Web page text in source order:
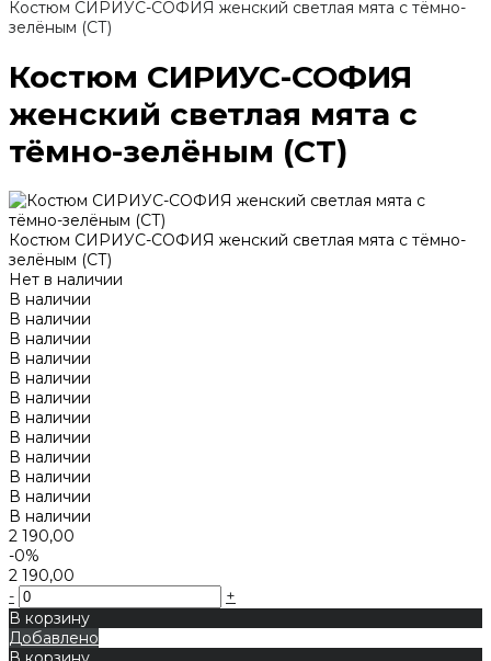
Костюм СИРИУС-СОФИЯ женский светлая мята с тёмно-
зелёным (СТ)
Костюм СИРИУС-СОФИЯ
женский светлая мята с
тёмно-зелёным (СТ)
Костюм СИРИУС-СОФИЯ женский светлая мята с тёмно-
зелёным (СТ)
Нет в наличии
В наличии
В наличии
В наличии
В наличии
В наличии
В наличии
В наличии
В наличии
В наличии
В наличии
В наличии
В наличии
2 190,00
-0%
2 190,00
-
+
В корзину
Добавлено